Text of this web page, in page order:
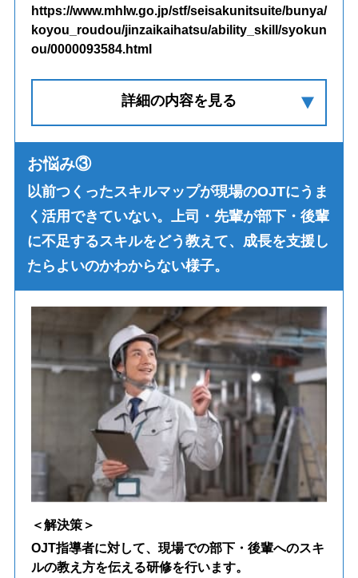
https://www.mhlw.go.jp/stf/seisakunitsuite/bunya/
koyou_roudou/jinzaikaihatsu/ability_skill/syokun
ou/0000093584.html
詳細の内容を見る
お悩み③
以前つくったスキルマップが現場のOJTにうま
く活用できていない。上司・先輩が部下・後輩
に不足するスキルをどう教えて、成長を支援し
たらよいのかわからない様子。
OJT指導者に対して、現場での部下・後輩へのスキ
ルの教え方を伝える研修を行います。